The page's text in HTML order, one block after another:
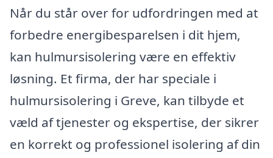
Når du står over for udfordringen med at
forbedre energibesparelsen i dit hjem,
kan hulmursisolering være en effektiv
løsning. Et firma, der har speciale i
hulmursisolering i Greve, kan tilbyde et
væld af tjenester og ekspertise, der sikrer
en korrekt og professionel isolering af din